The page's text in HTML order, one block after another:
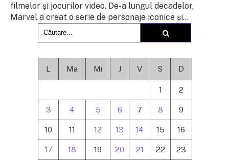
filmelor și jocurilor video. De-a lungul decadelor,
Marvel a creat o serie de personaje iconice și...
L Ma Mi J V S D
1 2
3 4 5 6 7 8 9
10 11 12 13 14 15 16
17 18 19 20 21 22 23